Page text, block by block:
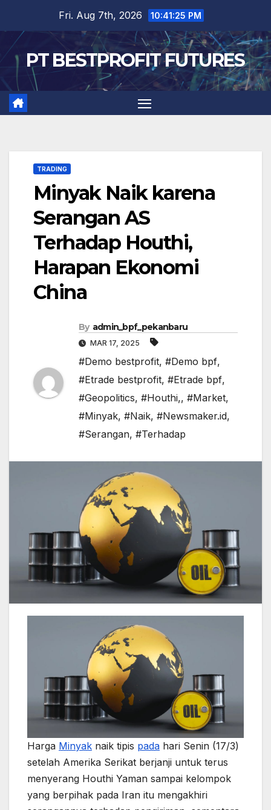
content
Fri. Aug 7th, 2026 10:41:26 PM
PT BESTPROFIT FUTURES
TRADING
Minyak Naik karena
Serangan AS
Terhadap Houthi,
Harapan Ekonomi
China
By admin_bpf_pekanbaru
MAR 17, 2025
#Demo bestprofit, #Demo bpf,
#Etrade bestprofit, #Etrade bpf,
#Geopolitics, #Houthi,, #Market,
#Minyak, #Naik, #Newsmaker.id,
#Serangan, #Terhadap
Harga Minyak naik tipis pada hari Senin (17/3)
setelah Amerika Serikat berjanji untuk terus
menyerang Houthi Yaman sampai kelompok
yang berpihak pada Iran itu mengakhiri